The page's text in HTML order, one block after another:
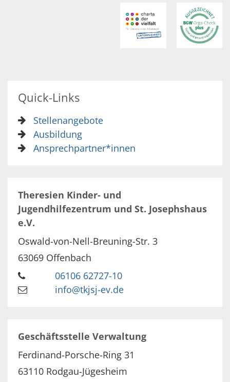
Quick-Links
Stellenangebote
Ausbildung
Ansprechpartner*innen
Theresien Kinder- und
Jugendhilfezentrum und St. Josephshaus
e.V.
Oswald-von-Nell-Breuning-Str. 3
63069 Offenbach
06106 62727-10
info@tkjsj-ev.de
Geschäftsstelle Verwaltung
Ferdinand-Porsche-Ring 31
63110 Rodgau-Jügesheim